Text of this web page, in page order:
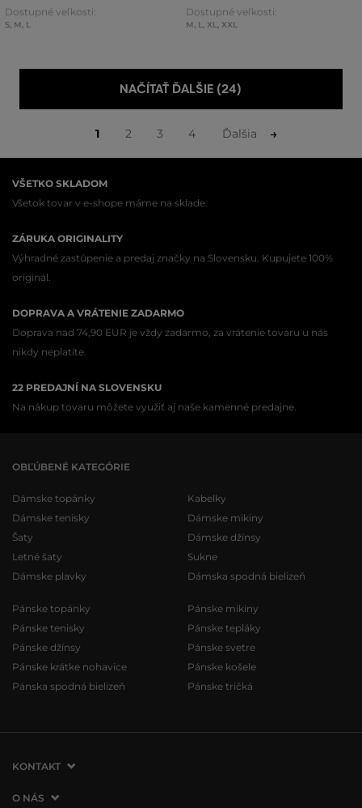
Dostupné veľkosti:
S, M, L
Dostupné veľkosti:
M, L, XL, XXL
NAČÍTAŤ ĎALŠIE (24)
1 2 3 4 Ďalšia
VŠETKO SKLADOM
Všetok tovar v e-shope máme na sklade.
ZÁRUKA ORIGINALITY
Výhradné zastúpenie a predaj značky na Slovensku. Kupujete 100%
originál.
DOPRAVA A VRÁTENIE ZADARMO
Doprava nad 74,90 EUR je vždy zadarmo, za vrátenie tovaru u nás
nikdy neplatíte.
22 PREDAJNÍ NA SLOVENSKU
Na nákup tovaru môžete využiť aj naše kamenné predajne.
OBĽÚBENÉ KATEGÓRIE
Dámske topánky
Dámske tenisky
Šaty
Letné šaty
Dámske plavky
Kabelky
Dámske mikiny
Dámske džínsy
Sukne
Dámska spodná bielizeň
Pánske topánky
Pánske tenisky
Pánske džínsy
Pánske krátke nohavice
Pánska spodná bielizeň
Pánske mikiny
Pánske tepláky
Pánske svetre
Pánske košele
Pánske tričká
KONTAKT
VERMONT Services Slovakia s. r. o.
O NÁS